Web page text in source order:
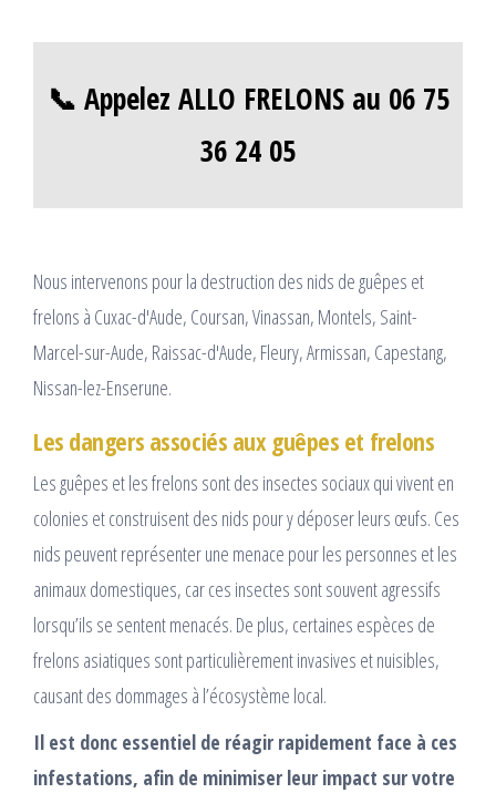
📞 Appelez ALLO FRELONS au 06 75
36 24 05
Nous intervenons pour la destruction des nids de guêpes et
frelons à Cuxac-d'Aude, Coursan, Vinassan, Montels, Saint-
Marcel-sur-Aude, Raissac-d'Aude, Fleury, Armissan, Capestang,
Nissan-lez-Enserune.
Les dangers associés aux guêpes et frelons
Les guêpes et les frelons sont des insectes sociaux qui vivent en
colonies et construisent des nids pour y déposer leurs œufs. Ces
nids peuvent représenter une menace pour les personnes et les
animaux domestiques, car ces insectes sont souvent agressifs
lorsqu’ils se sentent menacés. De plus, certaines espèces de
frelons asiatiques sont particulièrement invasives et nuisibles,
causant des dommages à l’écosystème local.
Il est donc essentiel de réagir rapidement face à ces
infestations, afin de minimiser leur impact sur votre